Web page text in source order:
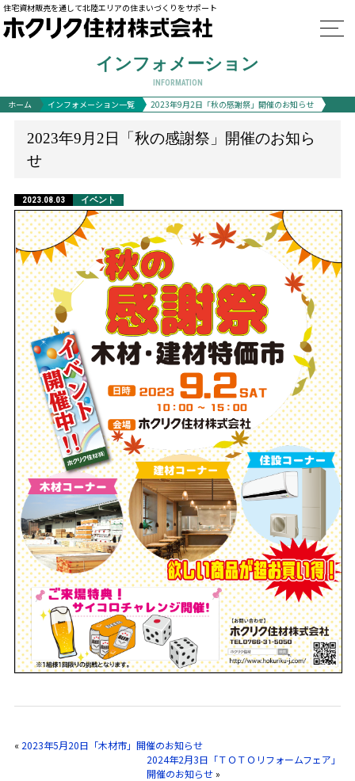
住宅資材販売を通して北陸エリアの住まいづくりをサポート
インフォメーション
INFORMATION
ホーム インフォメーション一覧 2023年9月2日「秋の感謝祭」開催のお知らせ
2023年9月2日「秋の感謝祭」開催のお知ら
せ
2023.08.03 イベント
« 2023年5月20日「木材市」開催のお知らせ
2024年2月3日「ＴＯＴＯリフォームフェア」
開催のお知らせ»